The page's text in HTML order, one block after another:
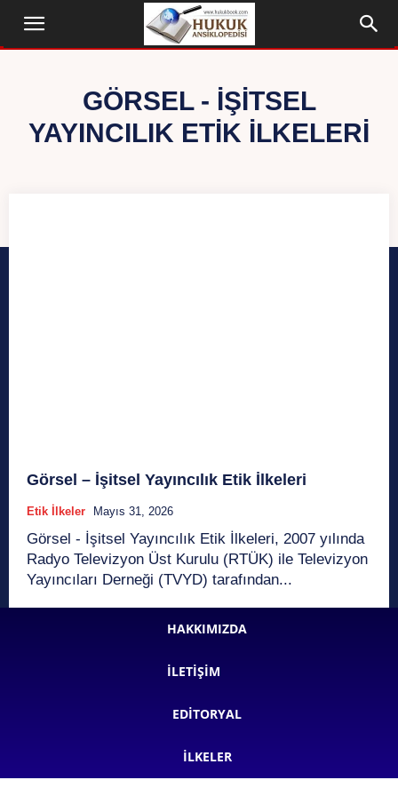
GÖRSEL - İŞITSEL
YAYINCILIK ETIK İLKELERI
Görsel – İşitsel Yayıncılık Etik İlkeleri
Etik İlkeler Mayıs 31, 2026
Görsel - İşitsel Yayıncılık Etik İlkeleri, 2007 yılında
Radyo Televizyon Üst Kurulu (RTÜK) ile Televizyon
Yayıncıları Derneği (TVYD) tarafından...
HAKKIMIZDA
İLETIŞIM
EDITORYAL
İLKELER